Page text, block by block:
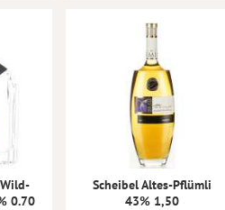
0.70
Scheibel Altes-Pflümli
43% 1,50